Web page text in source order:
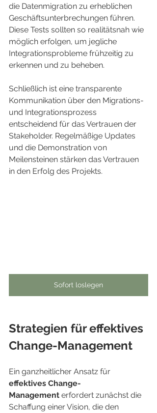
die Datenmigration zu erheblichen
Geschäftsunterbrechungen führen.
Diese Tests sollten so realitätsnah wie
möglich erfolgen, um jegliche
Integrationsprobleme frühzeitig zu
erkennen und zu beheben.
Schließlich ist eine transparente
Kommunikation über den Migrations-
und Integrationsprozess
entscheidend für das Vertrauen der
Stakeholder. Regelmäßige Updates
und die Demonstration von
Meilensteinen stärken das Vertrauen
in den Erfolg des Projekts.
Sofort loslegen
Strategien für effektives
Change-Management
Ein ganzheitlicher Ansatz für
effektives Change-
Management erfordert zunächst die
Schaffung einer Vision, die den